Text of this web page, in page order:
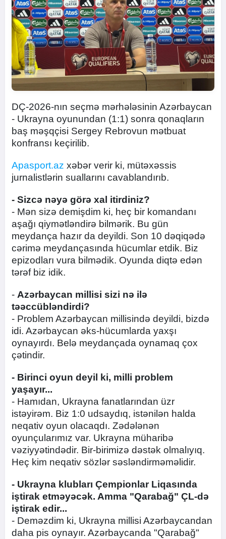
DÇ-2026-nın seçmə mərhələsinin Azərbaycan
- Ukrayna oyunundan (1:1) sonra qonaqların
baş məşqçisi Sergey Rebrovun mətbuat
konfransı keçirilib.
Apasport.az xəbər verir ki, mütəxəssis
jurnalistlərin suallarını cavablandırıb.
- Sizcə nəyə görə xal itirdiniz?
- Mən sizə demişdim ki, heç bir komandanı
aşağı qiymətləndirə bilmərik. Bu gün
meydança hazır da deyildi. Son 10 dəqiqədə
cərimə meydançasında hücumlar etdik. Biz
epizodları vura bilmədik. Oyunda diqtə edən
tərəf biz idik.
- Azərbaycan millisi sizi nə ilə
təəccübləndirdi?
- Problem Azərbaycan millisində deyildi, bizdə
idi. Azərbaycan əks-hücumlarda yaxşı
oynayırdı. Belə meydançada oynamaq çox
çətindir.
- Birinci oyun deyil ki, milli problem
yaşayır...
- Hamıdan, Ukrayna fanatlarından üzr
istəyirəm. Biz 1:0 udsaydıq, istənilən halda
neqativ oyun olacaqdı. Zədələnən
oyunçularımız var. Ukrayna müharibə
vəziyyətindədir. Bir-birimizə dəstək olmalıyıq.
Heç kim neqativ sözlər səsləndirməməlidir.
- Ukrayna klubları Çempionlar Liqasında
iştirak etməyəcək. Amma "Qarabağ" ÇL-də
iştirak edir...
- Deməzdim ki, Ukrayna millisi Azərbaycandan
daha pis oynayır. Azərbaycanda "Qarabağ"